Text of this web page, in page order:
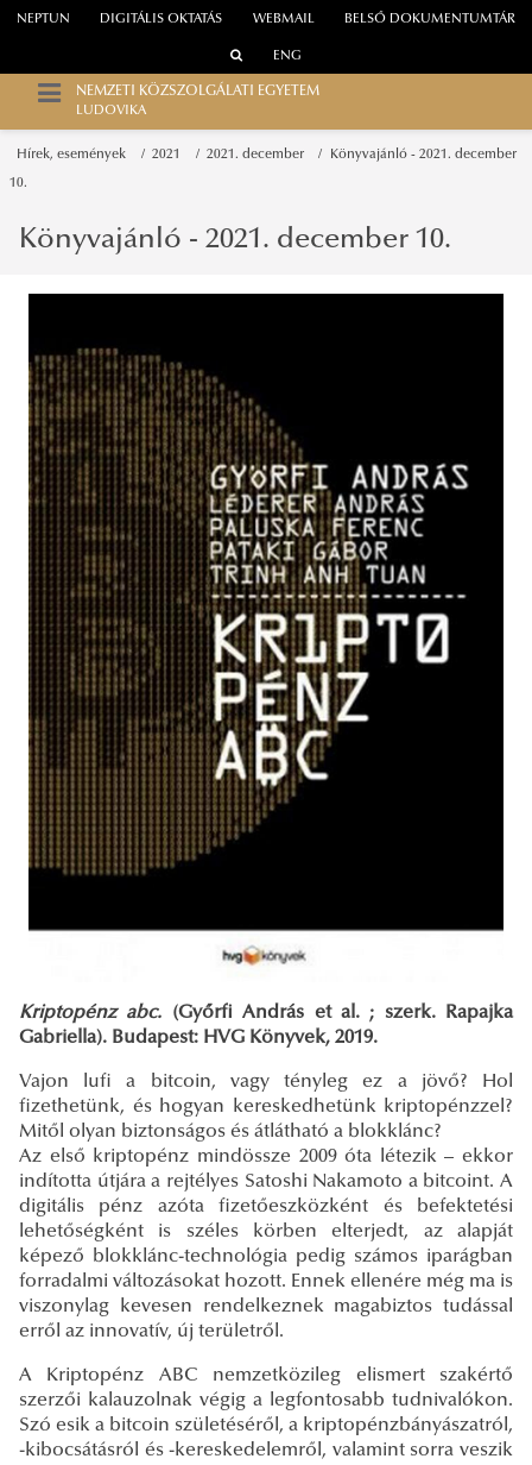
WEBMAIL
NEPTUN DIGITÁLIS OKTATÁS BELSŐ DOKUMENTUMTÁR
ENG
NEMZETI KÖZSZOLGÁLATI EGYETEM
LUDOVIKA
Hírek, események 2021 2021. december Könyvajánló - 2021. december
10.
Könyvajánló - 2021. december 10.
Kriptopénz abc. (Győrfi András et al. ; szerk. Rapajka
Gabriella). Budapest: HVG Könyvek, 2019.
Vajon lufi a bitcoin, vagy tényleg ez a jövő? Hol
fizethetünk, és hogyan kereskedhetünk kriptopénzzel?
Mitől olyan biztonságos és átlátható a blokklánc?
Az első kriptopénz mindössze 2009 óta létezik – ekkor
indította útjára a rejtélyes Satoshi Nakamoto a bitcoint. A
digitális pénz azóta fizetőeszközként és befektetési
lehetőségként is széles körben elterjedt, az alapját
képező blokklánc-technológia pedig számos iparágban
forradalmi változásokat hozott. Ennek ellenére még ma is
viszonylag kevesen rendelkeznek magabiztos tudással
erről az innovatív, új területről.
A Kriptopénz ABC nemzetközileg elismert szakértő
szerzői kalauzolnak végig a legfontosabb tudnivalókon.
Szó esik a bitcoin születéséről, a kriptopénzbányászatról,
-kibocsátásról és -kereskedelemről, valamint sorra veszik